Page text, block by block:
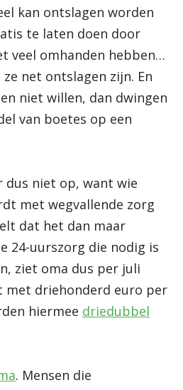
kan ontslagen worden
te laten doen door
veel omhanden hebben…
net ontslagen zijn. En
niet willen, dan dwingen
van boetes op een
dus niet op, want wie
met wegvallende zorg
dat het dan maar
24-uurszorg die nodig is
ziet oma dus per juli
met driehonderd euro per
hiermee driedubbel
. Mensen die